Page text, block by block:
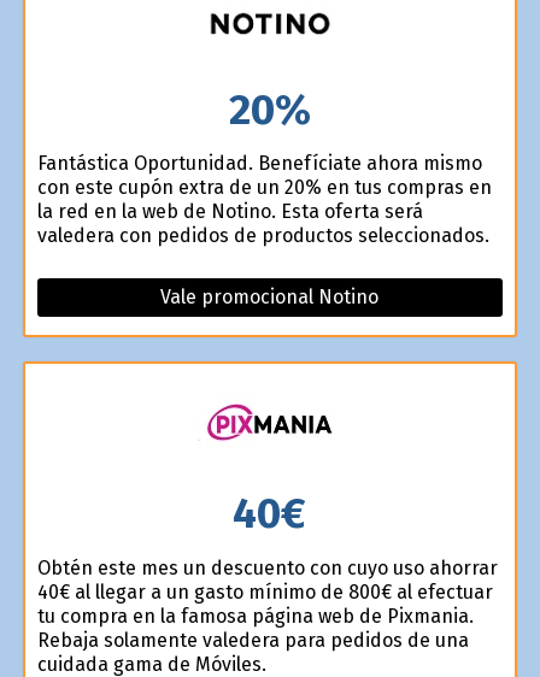
20%
Fantástica Oportunidad. Benefíciate ahora mismo
con este cupón extra de un 20% en tus compras en
la red en la web de Notino. Esta oferta será
valedera con pedidos de productos seleccionados.
Vale promocional Notino
40€
Obtén este mes un descuento con cuyo uso ahorrar
40€ al llegar a un gasto mínimo de 800€ al efectuar
tu compra en la famosa página web de Pixmania.
Rebaja solamente valedera para pedidos de una
cuidada gama de Móviles.